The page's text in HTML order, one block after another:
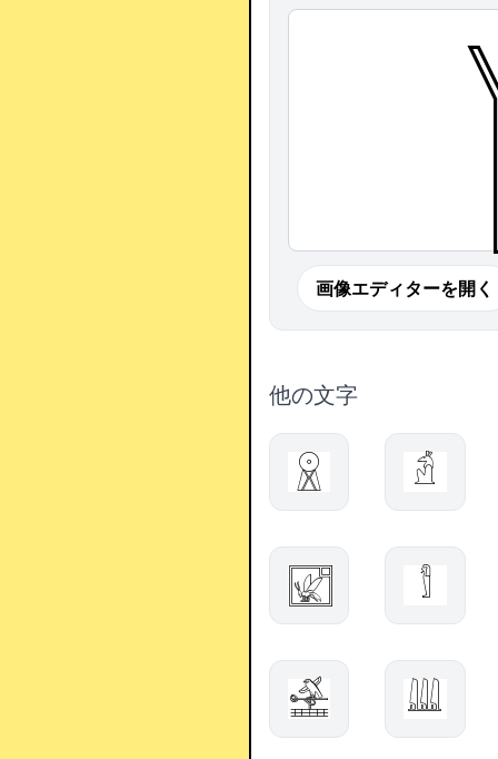
画像エディターを開く
他の文字
𓇵 𓁣
𓉣 𓀾
𓉉 𓇏